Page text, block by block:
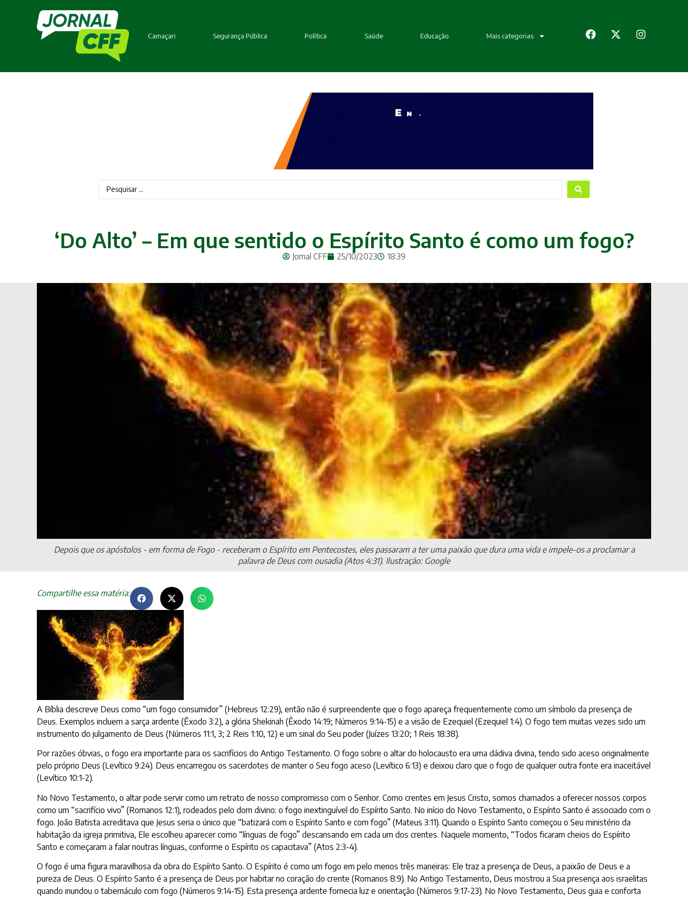
Camaçari Segurança Pública Política Saúde Educação Mais categorias
‘Do Alto’ – Em que sentido o Espírito Santo é como um fogo?
Jornal CFF 25/10/2023 18:39
Depois que os apóstolos - em forma de Fogo - receberam o Espírito em Pentecostes, eles passaram a ter uma paixão que dura uma vida e impele-os a proclamar a
palavra de Deus com ousadia (Atos 4:31). Ilustração: Google
Compartilhe essa matéria:
A Bíblia descreve Deus como “um fogo consumidor” (Hebreus 12:29), então não é surpreendente que o fogo apareça frequentemente como um símbolo da presença de
Deus. Exemplos incluem a sarça ardente (Êxodo 3:2), a glória Shekinah (Êxodo 14:19; Números 9:14-15) e a visão de Ezequiel (Ezequiel 1:4). O fogo tem muitas vezes sido um
instrumento do julgamento de Deus (Números 11:1, 3; 2 Reis 1:10, 12) e um sinal do Seu poder (Juízes 13:20; 1 Reis 18:38).
Por razões óbvias, o fogo era importante para os sacrifícios do Antigo Testamento. O fogo sobre o altar do holocausto era uma dádiva divina, tendo sido aceso originalmente
pelo próprio Deus (Levítico 9:24). Deus encarregou os sacerdotes de manter o Seu fogo aceso (Levítico 6:13) e deixou claro que o fogo de qualquer outra fonte era inaceitável
(Levítico 10:1-2).
No Novo Testamento, o altar pode servir como um retrato de nosso compromisso com o Senhor. Como crentes em Jesus Cristo, somos chamados a oferecer nossos corpos
como um “sacrifício vivo” (Romanos 12:1), rodeados pelo dom divino: o fogo inextinguível do Espírito Santo. No início do Novo Testamento, o Espírito Santo é associado com o
fogo. João Batista acreditava que Jesus seria o único que “batizará com o Espírito Santo e com fogo” (Mateus 3:11). Quando o Espírito Santo começou o Seu ministério da
habitação da igreja primitiva, Ele escolheu aparecer como “línguas de fogo” descansando em cada um dos crentes. Naquele momento, “Todos ficaram cheios do Espírito
Santo e começaram a falar noutras línguas, conforme o Espírito os capacitava” (Atos 2:3-4).
O fogo é uma figura maravilhosa da obra do Espírito Santo. O Espírito é como um fogo em pelo menos três maneiras: Ele traz a presença de Deus, a paixão de Deus e a
pureza de Deus. O Espírito Santo é a presença de Deus por habitar no coração do crente (Romanos 8:9). No Antigo Testamento, Deus mostrou a Sua presença aos israelitas
quando inundou o tabernáculo com fogo (Números 9:14-15). Esta presença ardente fornecia luz e orientação (Números 9:17-23). No Novo Testamento, Deus guia e conforta